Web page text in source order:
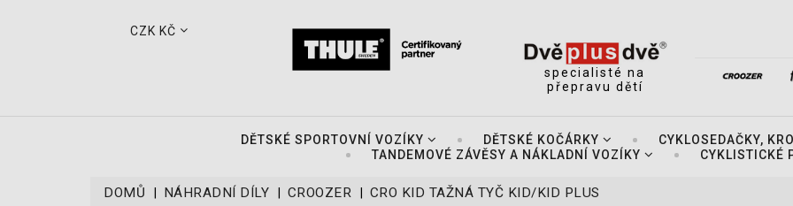
CZK KČ
specialisté na
přepravu dětí
DĚTSKÉ SPORTOVNÍ VOZÍKY DĚTSKÉ KOČÁRKY
CYKLOSEDAČKY,
TANDEMOVÉ ZÁVĚSY A NÁKLADNÍ VOZÍKY
CYKLISTICKÉ
DOMŮ NÁHRADNÍ DÍLY CROOZER CRO KID TAŽNÁ TYČ KID/KID PLUS